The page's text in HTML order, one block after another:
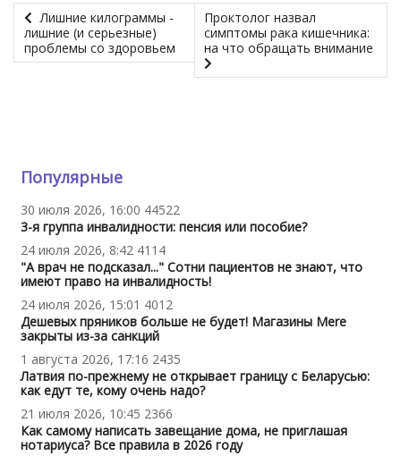
Лишние килограммы -
лишние (и серьезные)
проблемы со здоровьем
Проктолог назвал
симптомы рака кишечника:
на что обращать внимание
Популярные
30 июля 2026, 16:00 44522
3-я группа инвалидности: пенсия или пособие?
24 июля 2026, 8:42 4114
"А врач не подсказал..." Сотни пациентов не знают, что
имеют право на инвалидность!
24 июля 2026, 15:01 4012
Дешевых пряников больше не будет! Магазины Mere
закрыты из-за санкций
1 августа 2026, 17:16 2435
Латвия по-прежнему не открывает границу с Беларусью:
как едут те, кому очень надо?
21 июля 2026, 10:45 2366
Как самому написать завещание дома, не приглашая
нотариуса? Все правила в 2026 году